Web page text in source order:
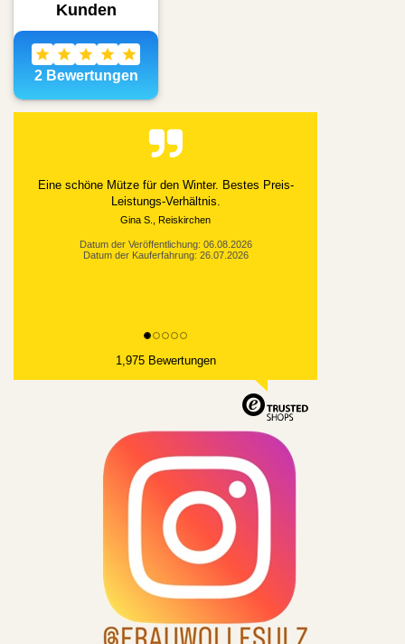
Eine schöne Mütze für den Winter. Bestes Preis-
Leistungs-Verhältnis.
Gina S., Reiskirchen
Datum der Veröffentlichung: 06.08.2026
Datum der Kauferfahrung: 26.07.2026
1,975 Bewertungen